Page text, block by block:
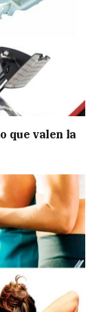
que valen la